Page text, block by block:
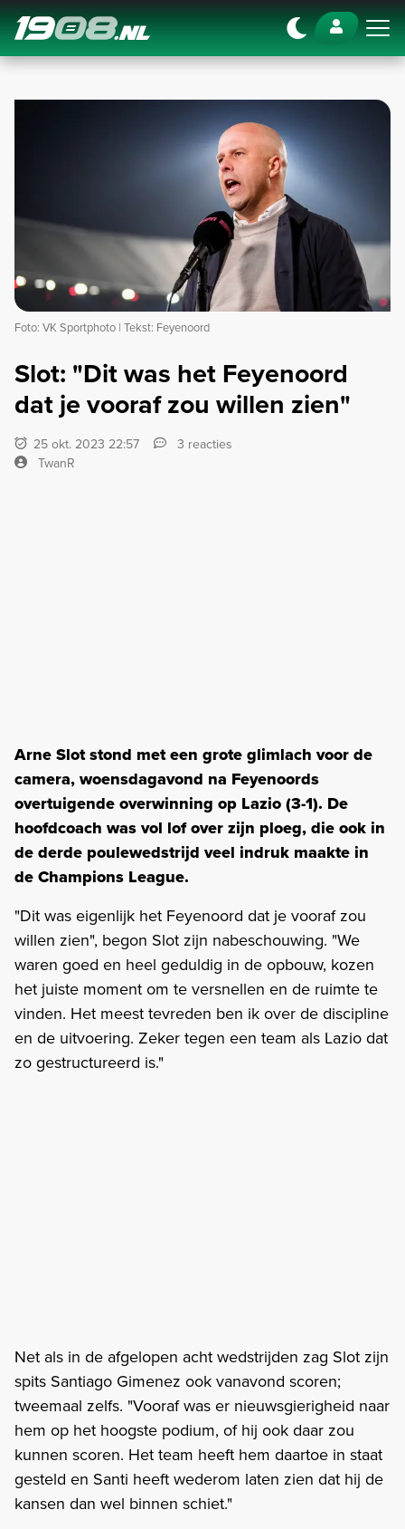
Navigation
Foto: VK Sportphoto | Tekst: Feyenoord
Slot: "Dit was het Feyenoord
dat je vooraf zou willen zien"
25 okt. 2023 22:57
3 reacties
TwanR
Arne Slot stond met een grote glimlach voor de
camera, woensdagavond na Feyenoords
overtuigende overwinning op Lazio (3-1). De
hoofdcoach was vol lof over zijn ploeg, die ook in
de derde poulewedstrijd veel indruk maakte in
de Champions League.
"Dit was eigenlijk het Feyenoord dat je vooraf zou
willen zien", begon Slot zijn nabeschouwing. "We
waren goed en heel geduldig in de opbouw, kozen
het juiste moment om te versnellen en de ruimte te
vinden. Het meest tevreden ben ik over de discipline
en de uitvoering. Zeker tegen een team als Lazio dat
zo gestructureerd is."
Net als in de afgelopen acht wedstrijden zag Slot zijn
spits Santiago Gimenez ook vanavond scoren;
tweemaal zelfs. "Vooraf was er nieuwsgierigheid naar
hem op het hoogste podium, of hij ook daar zou
kunnen scoren. Het team heeft hem daartoe in staat
gesteld en Santi heeft wederom laten zien dat hij de
kansen dan wel binnen schiet."